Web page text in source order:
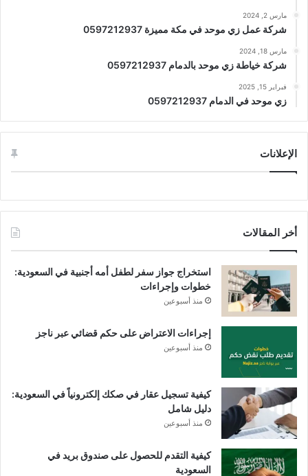
مارس 2, 2024
شركة عمل زي موحد في مكة مميزة 0597212937
مارس 18, 2024
شركة خياطة زي موحد بالدمام 0597212937
فبراير 15, 2025
زي موحد في الدمام 0597212937
الإعلانات
أخر المقالات
استخراج جواز سفر لطفل أمه أجنبية في السعودية:
خطوات وإجراءات
منذ أسبوعين
إجراءات الاعتراض على حكم قضائي عبر ناجز
منذ أسبوعين
كيفية تسجيل عقار في صكك إلكترونياً في السعودية:
دليل شامل
منذ أسبوعين
كيفية التقدم للحصول على صندوق بريد في
السعودية